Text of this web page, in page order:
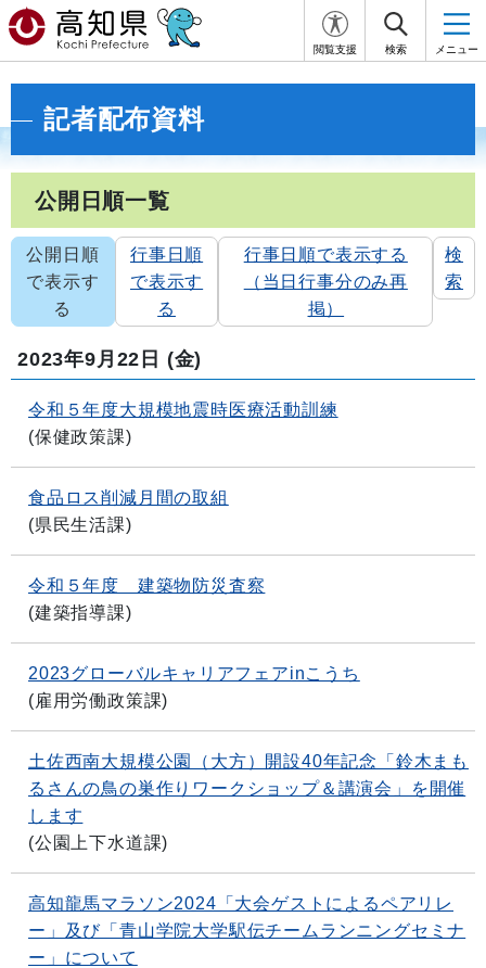
閲覧支援 検索 メニュー
記者配布資料
公開日順一覧
公開日順
で表示す
る
行事日順
で表示す
る
行事日順で表示する
（当日行事分のみ再
掲）
検
索
2023年9月22日 (金)
令和５年度大規模地震時医療活動訓練
(保健政策課)
食品ロス削減月間の取組
(県民生活課)
令和５年度 建築物防災査察
(建築指導課)
2023グローバルキャリアフェアinこうち
(雇用労働政策課)
土佐西南大規模公園（大方）開設40年記念「鈴木まも
るさんの鳥の巣作りワークショップ＆講演会」を開催
します
(公園上下水道課)
高知龍馬マラソン2024「大会ゲストによるペアリレ
ー」及び「青山学院大学駅伝チームランニングセミナ
ー」について